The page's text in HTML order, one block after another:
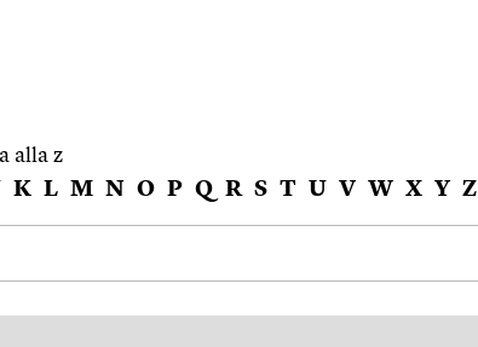
alla z
K L M N O P Q R S T U V W X Y Z